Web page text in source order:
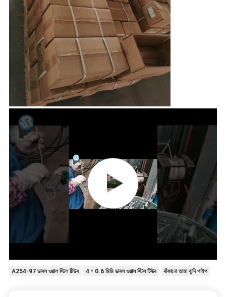
A254-97 ডাবল ওয়াল স্টিল টিউব 4 * 0.6 মিমি ডাবল ওয়াল স্টিল টিউব বাঁকানো তামা বান্দি পাইপ